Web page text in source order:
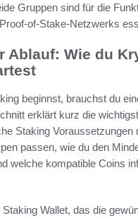
Gruppen sind für die
of-Stake-Netzwerks
Ablauf: Wie du
beginnst, brauchst du
erklärt kurz die
Staking Voraussetzungen
passen, wie du den
welche kompatible Coins
Wallet, das die